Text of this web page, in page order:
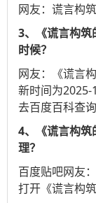
网友：谎言构
3、《谎言构筑
时候？
网友：《谎言
新时间为2025-
去百度百科查询
4、《谎言构筑
理？
百度贴吧网友
打开《谎言构